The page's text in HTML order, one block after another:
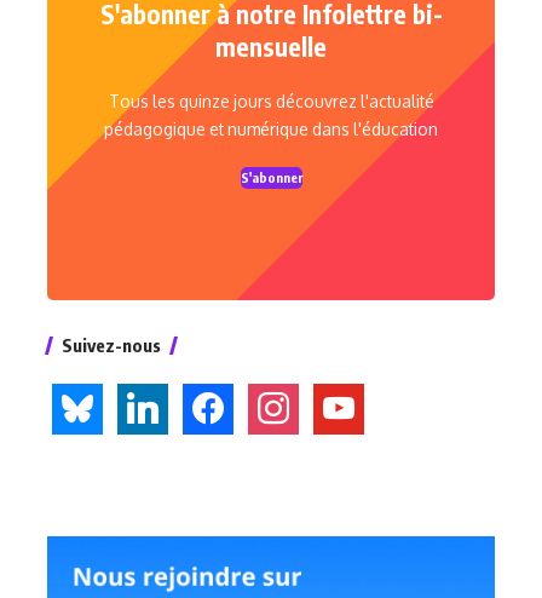
S'abonner à notre Infolettre bi-
mensuelle
Tous les quinze jours découvrez l'actualité
pédagogique et numérique dans l'éducation
S'abonner
Suivez-nous
bluesky linkedin facebook instagramyoutube